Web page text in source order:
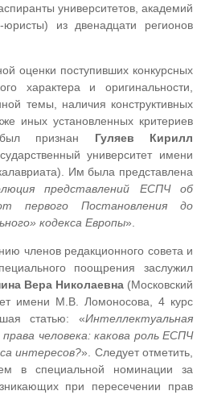
университетов, академий
юристы) из двенадцати регионов
оценки поступивших конкурсных
характера и оригинальности,
темы, наличия конструктивных
иных установленных критериев
был признан Гуляев Кирилл
университет имени
Им была представлена
представлений ЕСПЧ об
первого Постановления до
кодекса Европы».
членов редакционного совета и
поощрения заслужил
Вера Николаевна (Московский
имени М.В. Ломоносова, 4 курс
статью: «Интеллектуальная
человека: какова роль ЕСПЧ
интересов?». Следует отметить,
в специальной номинации за
при пересечении прав